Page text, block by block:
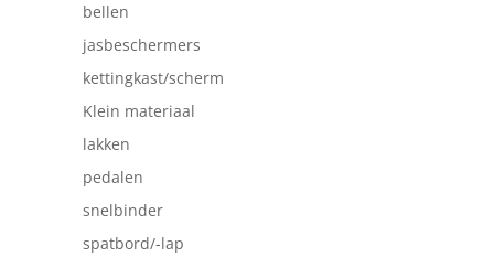
bellen
jasbeschermers
kettingkast/scherm
Klein materiaal
lakken
pedalen
snelbinder
spatbord/-lap